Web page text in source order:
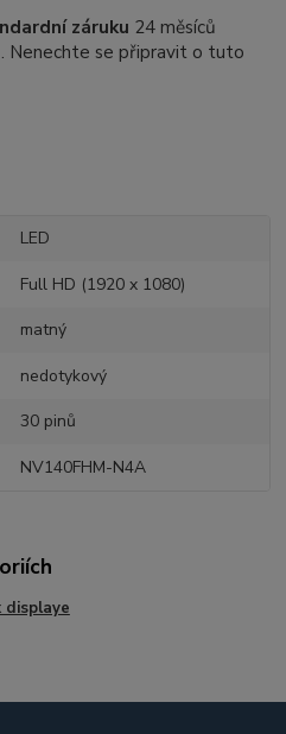
záruku 24 měsíců
Nenechte se připravit o tuto
LED
Full HD (1920 x 1080)
matný
nedotykový
30 pinů
NV140FHM-N4A
displaye